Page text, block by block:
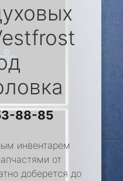
88-85
инвентарем
от
доберется до